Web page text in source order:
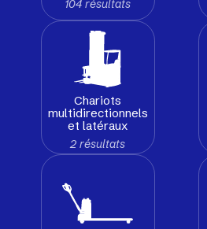
104 résultats
Chariots
multidirectionnels
et latéraux
2 résultats